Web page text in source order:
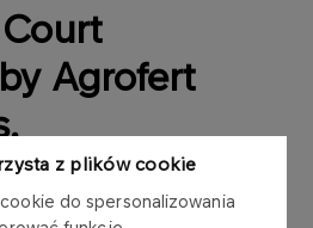
z plików cookie
do spersonalizowania
Agrofert